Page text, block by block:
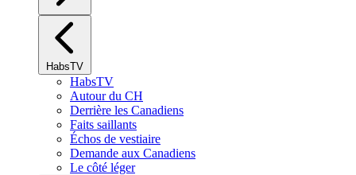
HabsTV
HabsTV
Autour du CH
Derrière les Canadiens
Faits saillants
Échos de vestiaire
Demande aux Canadiens
Le côté léger